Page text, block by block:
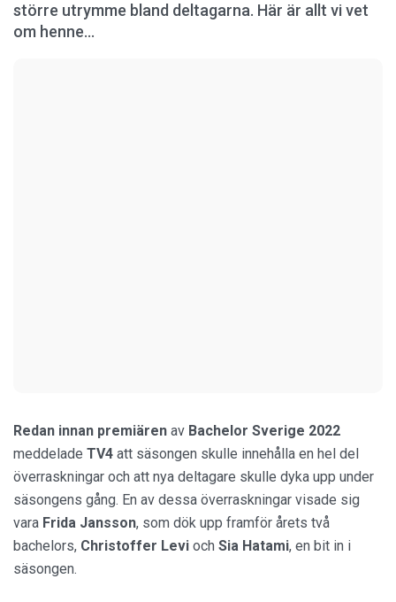
större utrymme bland deltagarna. Här är allt vi vet
om henne...
Redan innan premiären av Bachelor Sverige 2022
meddelade TV4 att säsongen skulle innehålla en hel del
överraskningar och att nya deltagare skulle dyka upp under
säsongens gång. En av dessa överraskningar visade sig
vara Frida Jansson, som dök upp framför årets två
bachelors, Christoffer Levi och Sia Hatami, en bit in i
säsongen.